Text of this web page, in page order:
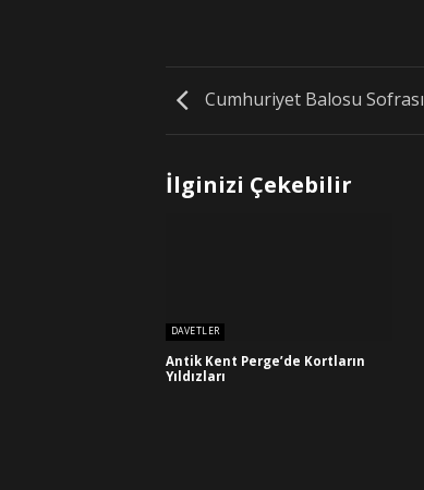
Cumhuriyet Balosu Sofrası
İlginizi Çekebilir
DAVETLER
Antik Kent Perge’de Kortların
Yıldızları